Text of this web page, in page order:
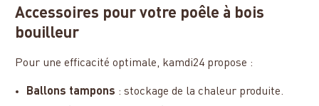
Accessoires pour votre poêle à bois
bouilleur
Pour une efficacité optimale, kamdi24 propose :
Ballons tampons : stockage de la chaleur produite.